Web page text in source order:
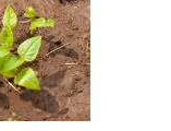
на глинистой
почве